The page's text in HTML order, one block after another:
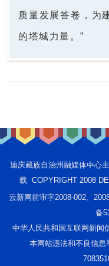
质量发展答卷，为
的塔城力量。”
迪庆藏族自治州融媒体中
载 COPYRIGHT 2008
云新网前审字2008-002、
备
中华人民共和国互联网新闻
本网站违法和不良信息